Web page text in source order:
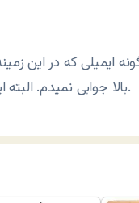
ایمیلی که در این
بالا جوابی نمیدم. البته این به معنی اون نیست که میلی نزنید فقط من جواب نمی‌دم.